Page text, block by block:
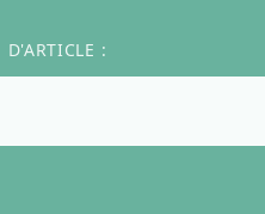
D'ARTICLE :